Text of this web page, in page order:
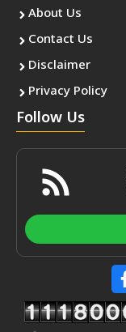
About Us
Contact Us
Disclaimer
Privacy Policy
Follow Us